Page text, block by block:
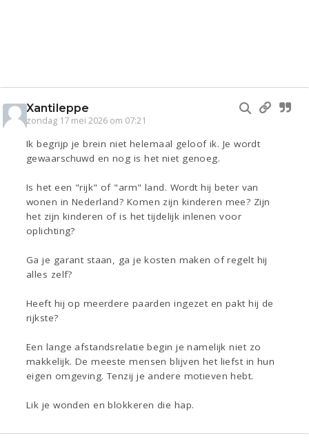
Xantileppe
zondag 17 mei 2026 om 07:21
Ik begrijp je brein niet helemaal geloof ik. Je wordt
gewaarschuwd en nog is het niet genoeg.
Is het een "rijk" of "arm" land. Wordt hij beter van
wonen in Nederland? Komen zijn kinderen mee? Zijn
het zijn kinderen of is het tijdelijk inlenen voor
oplichting?
Ga je garant staan, ga je kosten maken of regelt hij
alles zelf?
Heeft hij op meerdere paarden ingezet en pakt hij de
rijkste?
Een lange afstandsrelatie begin je namelijk niet zo
makkelijk. De meeste mensen blijven het liefst in hun
eigen omgeving. Tenzij je andere motieven hebt.
Lik je wonden en blokkeren die hap.